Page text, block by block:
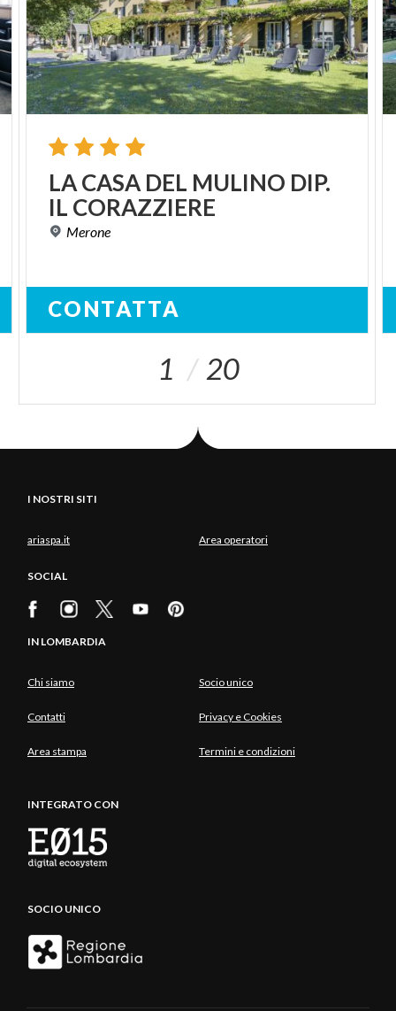
LACASA DEL MULINO DIP.
IL CORAZZIERE
Merone
CONTATTA
1 20
I NOSTRI SITI
ariaspa.it Area operatori
SOCIAL
IN LOMBARDIA
Chi siamo Socio unico
Contatti Privacy e Cookies
Area stampa Termini e condizioni
INTEGRATO CON
SOCIO UNICO